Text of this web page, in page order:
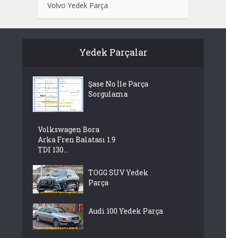
Volvo Yedek Parça
Yedek Parçalar
Şase No İle Parça
Sorgulama
Volkswagen Bora
Arka Fren Balatası 1.9
TDI 130...
TOGG SUV Yedek
Parça
Audi 100 Yedek Parça